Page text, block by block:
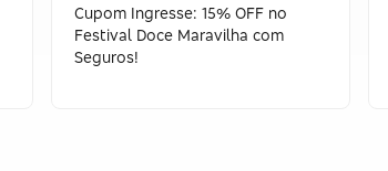
Cupom Ingresse: 15% OFF no
Festival Doce Maravilha com
Seguros!